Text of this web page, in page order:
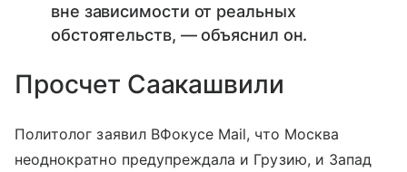
вне зависимости от реальных
обстоятельств, — объяснил он.
Просчет Саакашвили
Политолог заявил ВФокусе Mail, что Москва
неоднократно предупреждала и Грузию, и Запад